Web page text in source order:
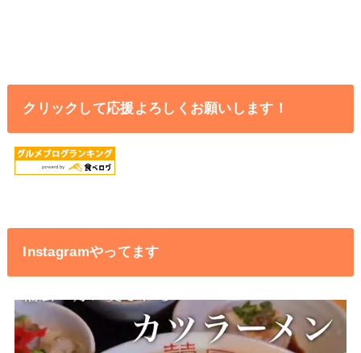
クリックして応援よろしくお願いします！
Instagramやってます